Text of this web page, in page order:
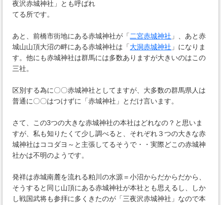
夜沢赤城神社」とも呼ばれ
てる所です。
あと、前橋市街地にある赤城神社が「二宮赤城神社 」、あと赤
城山山頂大沼の畔にある赤城神社は「大洞赤城神社 」になりま
す。他にも赤城神社は群馬には多数ありますが大きいのはこの
三社。
区別する為に〇〇赤城神社としてますが、大多数の群馬県人は
普通に〇〇はつけずに「赤城神社」とだけ言います。
さて、この3つの大きな赤城神社の本社はどれなの？と思いま
すが、私も知りたくて少し調べると、それぞれ３つの大きな赤
城神社はココダヨ～と主張してるそうで・・実際どこの赤城神
社かは不明のようです。
発祥は赤城南麓を流れる粕川の水源＝小沼からだからだから、
そうすると同じ山頂にある赤城神社が本社とも思えるし、しか
し戦国武将も参拝に多くきたのが「三夜沢赤城神社」なので本